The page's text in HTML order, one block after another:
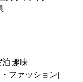
泊 趣味
ファッション